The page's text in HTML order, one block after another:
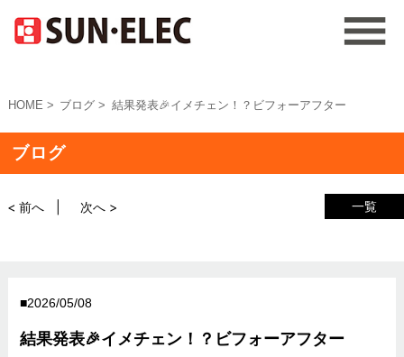
HOME ブログ 結果発表🎉イメチェン！？ビフォーアフター
ブログ
一覧
< 前へ 次へ >
2026/05/08
結果発表🎉イメチェン！？ビフォーアフター